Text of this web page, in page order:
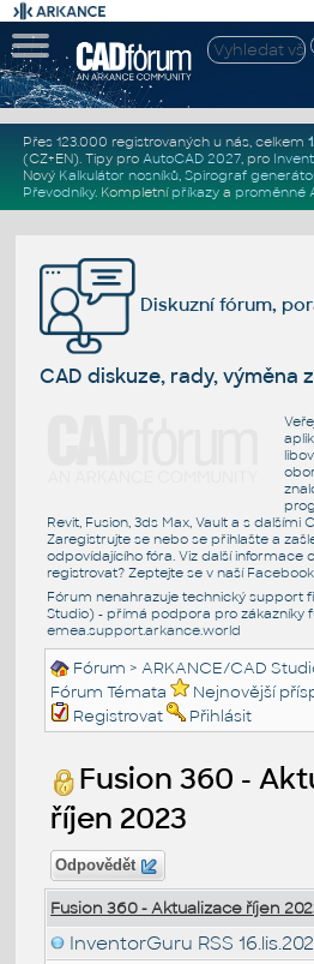
Přes 123.000 registrovaných u nás, celkem
(CZ+EN). Tipy pro AutoCAD 2027, pro
Nový Kalkulátor nosníků, Spirograf
Převodníky. Kompletní příkazya proměnné
Diskuzní fórum,
CAD diskuze, rady, výměna
Revit, Fusion, 3ds Max, Vault a s dalšími
Zaregistrujte se nebo se přihlašte a
odpovídajícího fóra. Viz další informace o
registrovat? Zeptejte se v naší
Fórum nenahrazuje technický support
Studio) - přímá podpora pro zákazníky
emea.support.arkance.world
Fórum >ARKANCE/CAD
Fórum Témata
Nejnovější
Registrovat
Přihlásit
Fusion 360 -
říjen 2023
Odpovědět
Fusion 360 - Aktualizace říjen
InventorGuru RSS